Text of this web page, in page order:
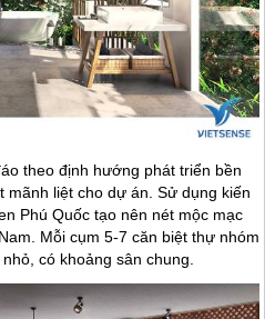
theo định hướng phát triển bền
liệt cho dự án. Sử dụng kiến
Phú Quốc tạo nên nét mộc mạc
Mỗi cụm 5-7 căn biệt thự nhóm
có khoảng sân chung.